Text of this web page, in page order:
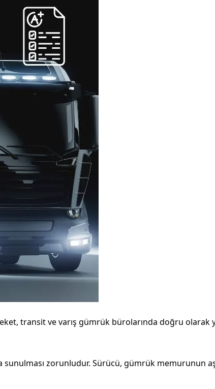
transit ve varış gümrük bürolarında doğru olarak
zorunludur. Sürücü, gümrük memurunun